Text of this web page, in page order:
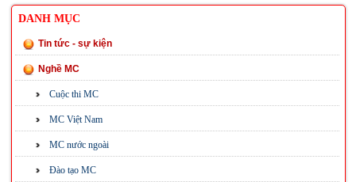
DANH MỤC
Tin tức - sự kiện
Nghề MC
Cuộc thi MC
MC Việt Nam
MC nước ngoài
Đào tạo MC